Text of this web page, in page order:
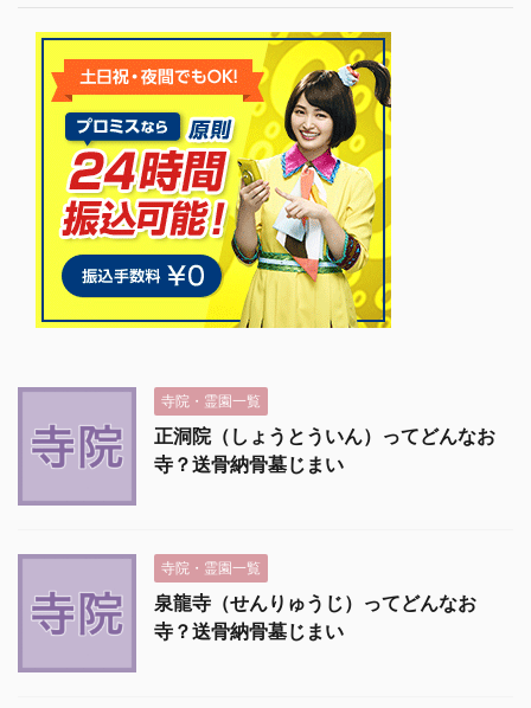
寺院・霊園一覧
正洞院（しょうとういん）ってどんなお
寺？送骨納骨墓じまい
寺院・霊園一覧
泉龍寺（せんりゅうじ）ってどんなお
寺？送骨納骨墓じまい